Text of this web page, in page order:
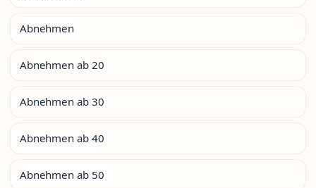
Abnehmen
Abnehmen ab 20
Abnehmen ab 30
Abnehmen ab 40
Abnehmen ab 50